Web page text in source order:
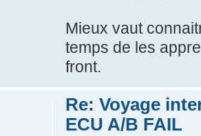
Mieux vaut
temps de les
front.
Re: Voyage
ECU A/B FAIL